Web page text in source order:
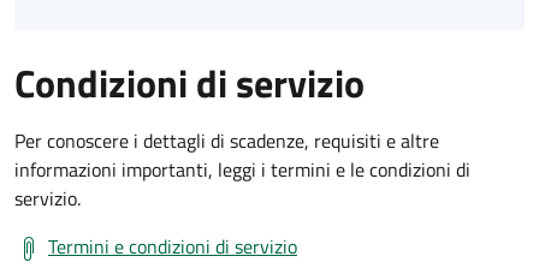
Condizioni di servizio
Per conoscere i dettagli di scadenze, requisiti e altre
informazioni importanti, leggi i termini e le condizioni di
servizio.
Termini e condizioni di servizio